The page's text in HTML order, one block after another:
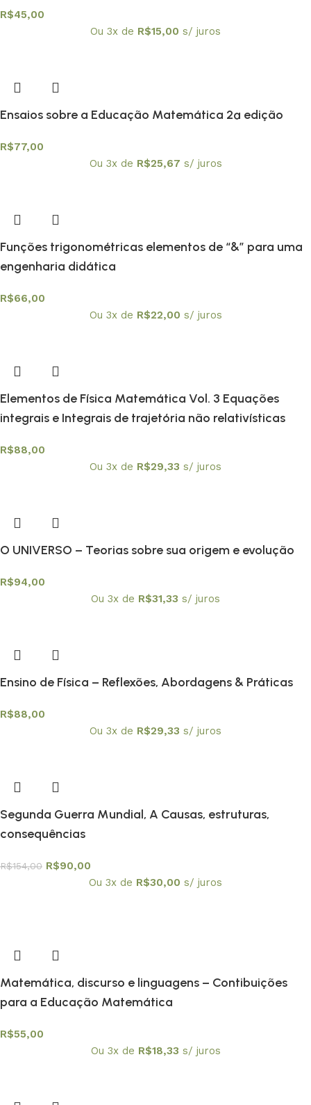
R$45,00
Ou 3x de R$15,00 s/ juros
Ensaios sobre a Educação Matemática 2ª edição
R$77,00
Ou 3x de R$25,67 s/ juros
Funções trigonométricas elementos de “&” para uma
engenharia didática
R$66,00
Ou 3x de R$22,00 s/ juros
Elementos de Física Matemática Vol. 3 Equações
integrais e Integrais de trajetória não relativísticas
R$88,00
Ou 3x de R$29,33 s/ juros
O UNIVERSO – Teorias sobre sua origem e evolução
R$94,00
Ou 3x de R$31,33 s/ juros
Ensino de Física – Reflexões, Abordagens & Práticas
R$88,00
Ou 3x de R$29,33 s/ juros
Segunda Guerra Mundial, A Causas, estruturas,
consequências
R$154,00 R$90,00
Ou 3x de R$30,00 s/ juros
Matemática, discurso e linguagens – Contibuições
para a Educação Matemática
R$55,00
Ou 3x de R$18,33 s/ juros